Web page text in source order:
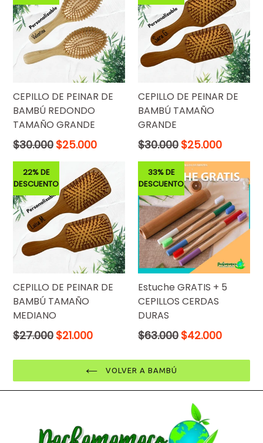
CEPILLO DE PEINAR DE
BAMBÚ REDONDO
TAMAÑO GRANDE
Precio
$30.000 $25.000
CEPILLO DE PEINAR DE
BAMBÚ TAMAÑO
GRANDE
Precio
$30.000 $25.000
22% DE
DESCUENTO
CEPILLO DE PEINAR DE
BAMBÚ TAMAÑO
MEDIANO
Precio
$27.000 $21.000
33% DE
DESCUENTO
Estuche GRATIS + 5
CEPILLOS CERDAS
DURAS
Precio
$63.000 $42.000
VOLVER A BAMBÚ